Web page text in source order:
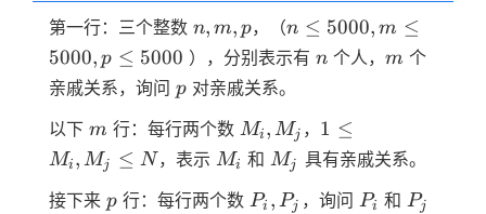
第一行：三个整数 n,m,p
n, m, p，（n \le
5000,m
\le
\le
5000
n ≤ 5000, m ≤
5000, p ≤ 5000 ），分别表示有 n
n个人， m
m个
亲戚关系，询问 p
p 对亲戚关系。
以下 m
m 行：每行两个数 M_i,M_j
Mi , Mj ， 1 \le
M_i,M_j
\le N
1 ≤
Mi , Mj ≤ N ，表示M_i
Mi 和M_j
Mj
具有亲戚关系。
接下来 p
p 行：每行两个数 P_i,P_j
Pi , Pj ，询问 P_i
Pi 和P_j
Pj